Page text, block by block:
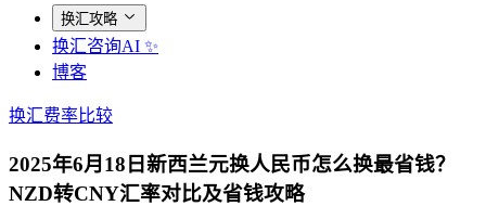
换汇攻略
换汇咨询AI ✨
博客
换汇费率比较
2025年6月18日新西兰元换人民币怎么换最省钱？
NZD转CNY汇率对比及省钱攻略